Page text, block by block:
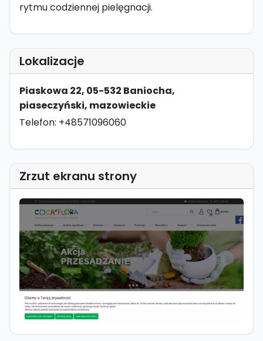
rytmu codziennej pielęgnacji.
Lokalizacje
Piaskowa 22, 05-532 Baniocha,
piaseczyński, mazowieckie
Telefon: +48571096060
Zrzut ekranu strony